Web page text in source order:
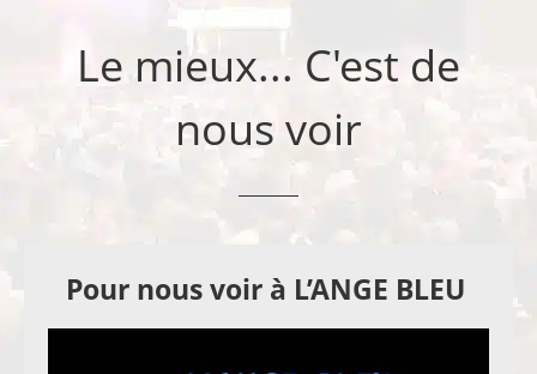
Le mieux... C'est de
nous voir
Pour nous voir à L’ANGE BLEU